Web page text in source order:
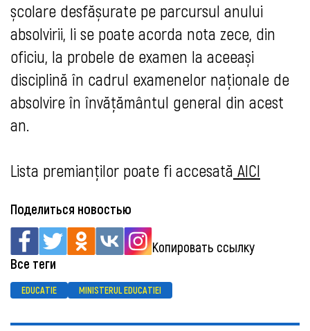
școlare desfășurate pe parcursul anului
absolvirii, li se poate acorda nota zece, din
oficiu, la probele de examen la aceeași
disciplină în cadrul examenelor naționale de
absolvire în învățământul general din acest
an.
Lista premianților poate fi accesată AICI
Поделиться новостью
Копировать ссылку
Все теги
EDUCATIE MINISTERUL EDUCATIEI